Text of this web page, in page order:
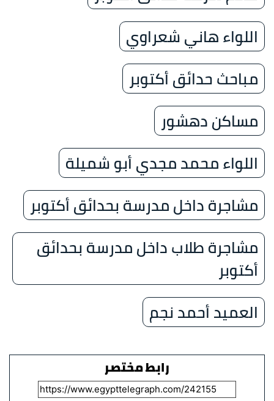
اللواء هاني شعراوي
مباحث حدائق أكتوبر
مساكن دهشور
اللواء محمد مجدي أبو شميلة
مشاجرة داخل مدرسة بحدائق أكتوبر
مشاجرة طلاب داخل مدرسة بحدائق
أكتوبر
العميد أحمد نجم
رابط مختصر